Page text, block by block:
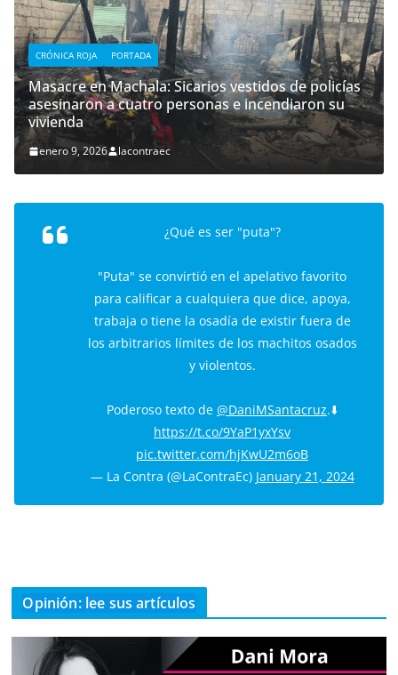
CRÓNICA ROJA PORTADA
Masacre en Machala: Sicarios vestidos de policías
asesinaron a cuatro personas e incendiaron su
vivienda
enero 9, 2026 lacontraec
¿Qué es ser "puta"?
"Puta" se convirtió en el apelativo favorito
para calificar a cualquiera que dice, apoya,
trabaja o tiene la osadía de existir fuera de
los arbitrarios límites de los machitos osados
y violentos.
Poderoso texto de @DaniMSantacruz.⬇️
https://t.co/9YaP1yxYsv
pic.twitter.com/hjKwU2m6oB
— La Contra (@LaContraEc) January 21, 2024
Opinión: lee sus artículos